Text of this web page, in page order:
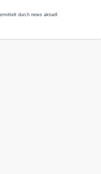
durch news aktuell